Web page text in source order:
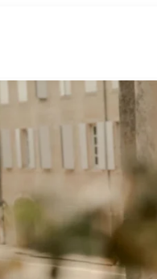
mesure